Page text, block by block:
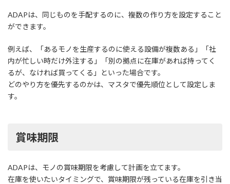
ADAPは、同じものを手配するのに、複数の作り方を設定すること
ができます。
例えば、「あるモノを生産するのに使える設備が複数ある」「社
内が忙しい時だけ外注する」「別の拠点に在庫があれば持ってく
るが、なければ買ってくる」といった場合です。
どのやり方を優先するのかは、マスタで優先順位として設定しま
す。
賞味期限
ADAPは、モノの賞味期限を考慮して計画を立てます。
在庫を使いたいタイミングで、賞味期限が残っている在庫を引き当